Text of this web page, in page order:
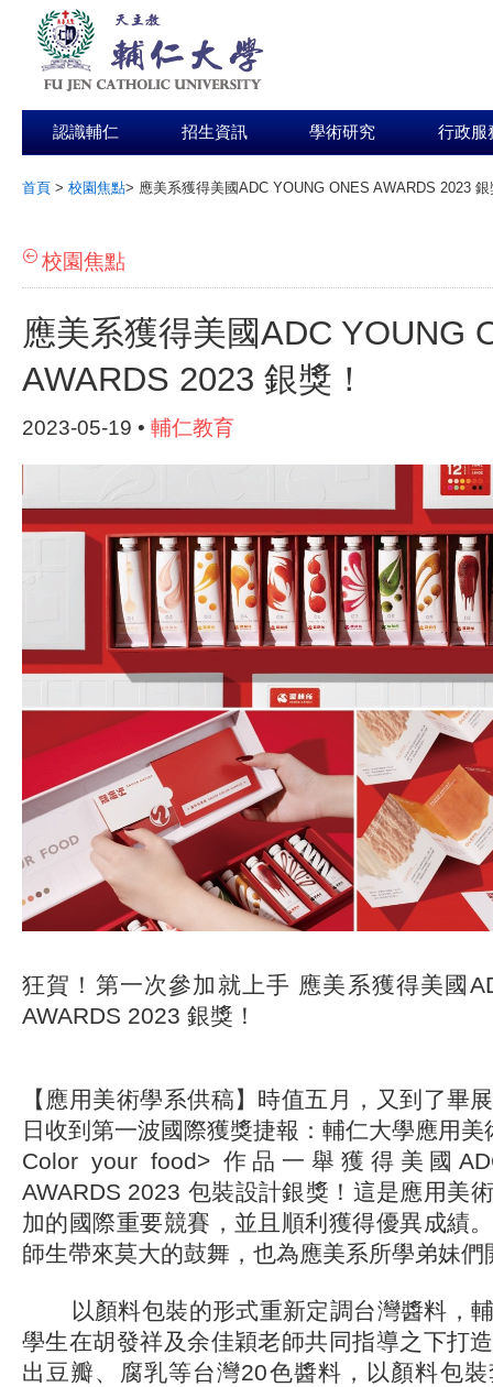
認識輔仁 招生資訊 學術研究 行政服
首頁 > 校園焦點> 應美系獲得美國ADC YOUNG ONES AWARDS 2023 銀
校園焦點
應美系獲得美國ADC YOUNG
AWARDS 2023 銀獎！
2023-05-19 • 輔仁教育
狂賀！第一次參加就上手 應美系獲得美國
AWARDS 2023 銀獎！
【應用美術學系供稿】時值五月，又到了畢
日收到第一波國際獲獎捷報：輔仁大學應用
Color your food> 作品一舉獲得美國
AWARDS 2023 包裝設計銀獎！這是應用美
加的國際重要競賽，並且順利獲得優異成績
師生帶來莫大的鼓舞，也為應美系所學弟妹們
以顏料包裝的形式重新定調台灣醬料，輔
學生在胡發祥及余佳穎老師共同指導之下打
出豆瓣、腐乳等台灣20色醬料，以顏料包